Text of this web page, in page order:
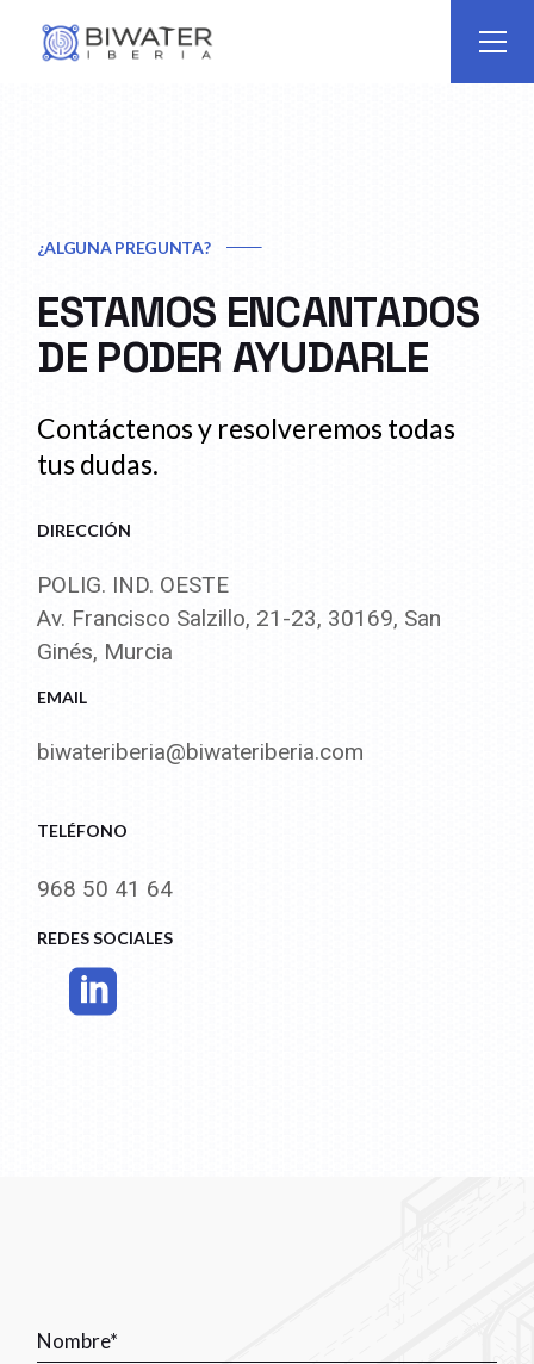
¿ALGUNA PREGUNTA?
ESTAMOS ENCANTADOS
DE PODER AYUDARLE
Contáctenos y resolveremos todas
tus dudas.
DIRECCIÓN
POLIG. IND. OESTE
Av. Francisco Salzillo, 21-23, 30169, San
Ginés, Murcia
EMAIL
biwateriberia@biwateriberia.com
TELÉFONO
968 50 41 64
REDES SOCIALES